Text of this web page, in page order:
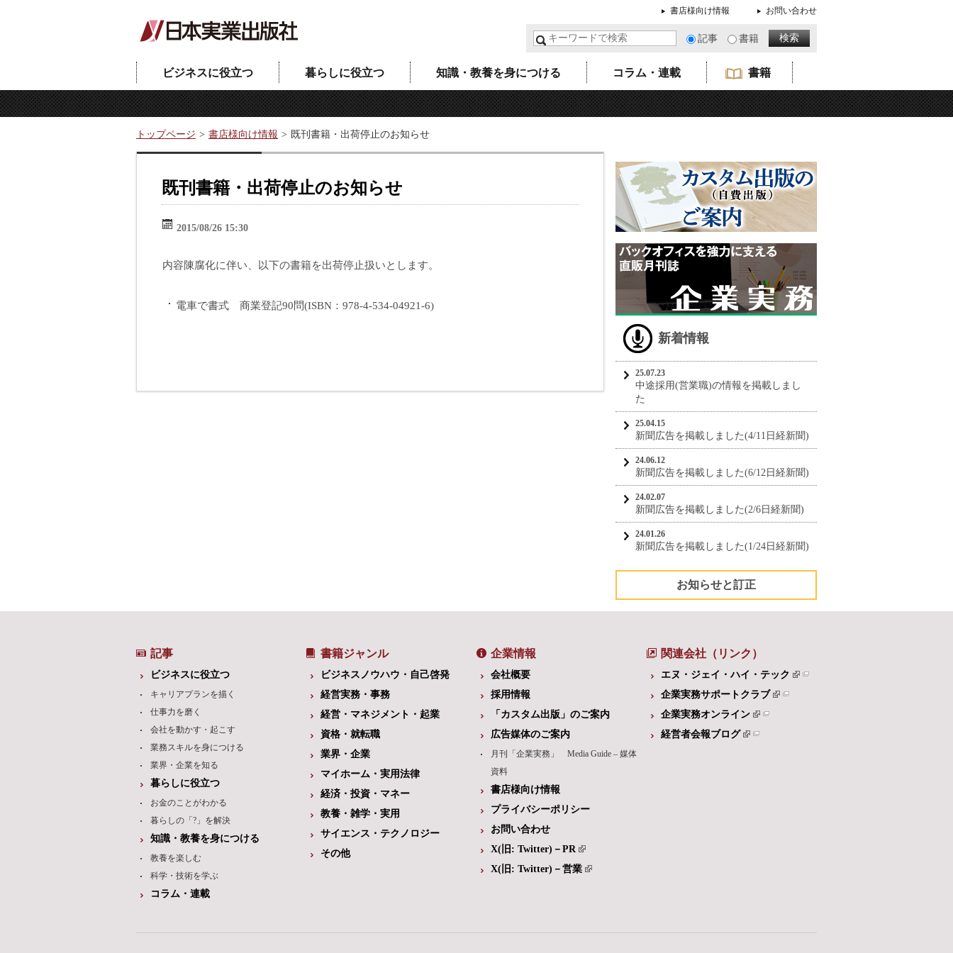
書店様向け情報 お問い合わせ
記事 書籍
ビジネスに役立つ 暮らしに役立つ 知識・教養を身につける コラム・連載 書籍
トップページ 書店様向け情報 既刊書籍・出荷停止のお知らせ
既刊書籍・出荷停止のお知らせ
2015/08/26 15:30
内容陳腐化に伴い、以下の書籍を出荷停止扱いとします。
電車で書式 商業登記90問(ISBN：978-4-534-04921-6)
新着情報
25.07.23
中途採用(営業職)の情報を掲載しまし
た
25.04.15
新聞広告を掲載しました(4/11日経新聞)
24.06.12
新聞広告を掲載しました(6/12日経新聞)
24.02.07
新聞広告を掲載しました(2/6日経新聞)
24.01.26
新聞広告を掲載しました(1/24日経新聞)
お知らせと訂正
記事
ビジネスに役立つ
キャリアプランを描く
仕事力を磨く
会社を動かす・起こす
業務スキルを身につける
業界・企業を知る
暮らしに役立つ
お金のことがわかる
暮らしの「?」を解決
知識・教養を身につける
教養を楽しむ
科学・技術を学ぶ
コラム・連載
書籍ジャンル
ビジネスノウハウ・自己啓発
経営実務・事務
経営・マネジメント・起業
資格・就転職
業界・企業
マイホーム・実用法律
経済・投資・マネー
教養・雑学・実用
サイエンス・テクノロジー
その他
企業情報
会社概要
採用情報
「カスタム出版」のご案内
広告媒体のご案内
月刊「企業実務」 Media Guide – 媒体
資料
書店様向け情報
プライバシーポリシー
お問い合わせ
X(旧: Twitter)－PR
X(旧: Twitter)－営業
関連会社（リンク）
エヌ・ジェイ・ハイ・テック
企業実務サポートクラブ
企業実務オンライン
経営者会報ブログ